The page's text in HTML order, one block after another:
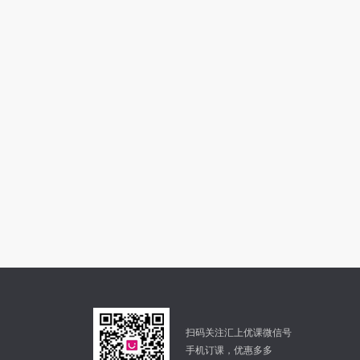
扫码关注汇上优课微信号
手机订课，优惠多多